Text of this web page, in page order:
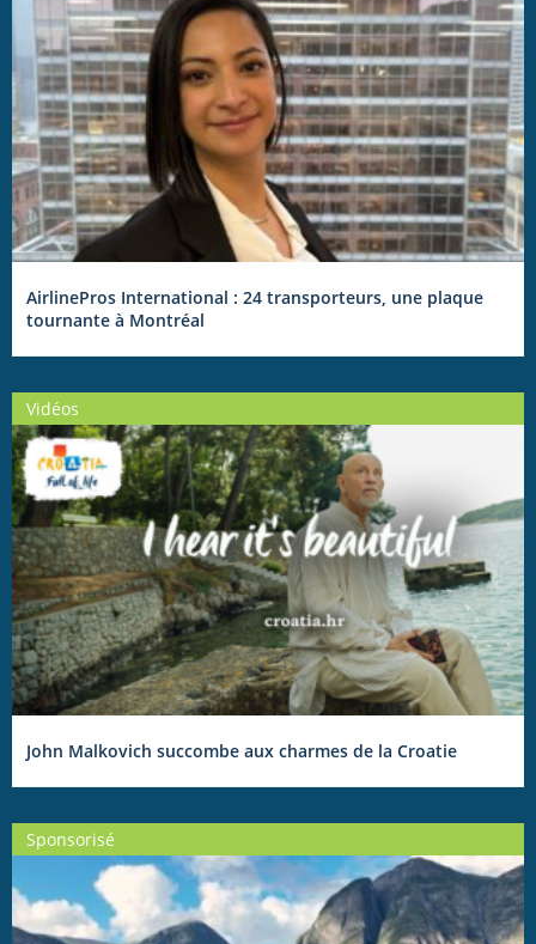
AirlinePros International : 24 transporteurs, une plaque
tournante à Montréal
Vidéos
John Malkovich succombe aux charmes de la Croatie
Sponsorisé